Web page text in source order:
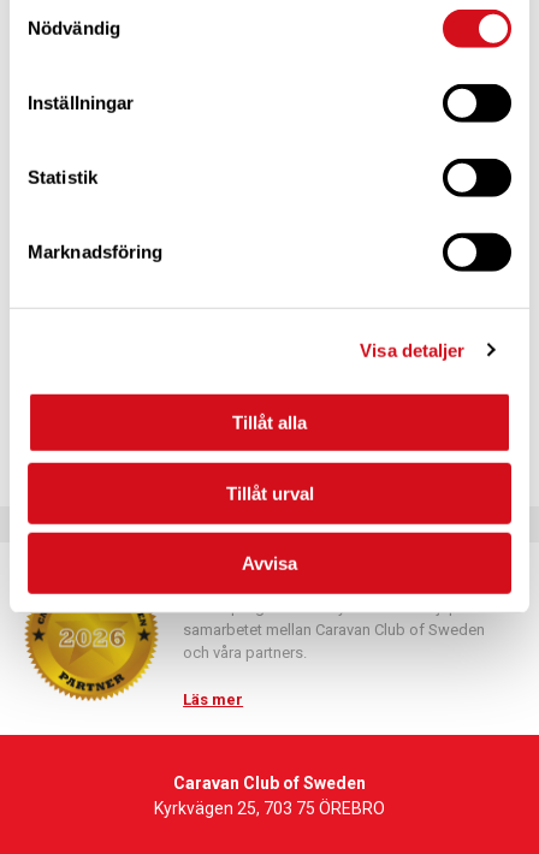
Nödvändig
Inställningar
Statistik
Marknadsföring
Visa detaljer
Tillåt alla
Tillåt urval
Avvisa
samarbetet mellan Caravan Club of Sweden
och våra partners.
Läs mer
Caravan Club of Sweden
Kyrkvägen 25, 703 75 ÖREBRO